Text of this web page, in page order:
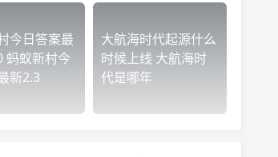
今日答案最
蚂蚁新村今
新2.3
大航海时代起源什么
时候上线 大航海时
代是哪年